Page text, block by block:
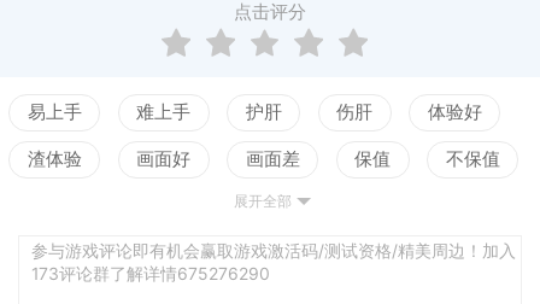
点击评分
易上手 难上手 护肝 伤肝 体验好
渣体验 画面好 画面差 保值 不保值
测试
展开全部
参与游戏评论即有机会赢取游戏激活码/测试资格/精美周边！加入
173评论群了解详情675276290